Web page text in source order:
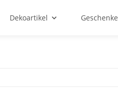
Dekoartikel Geschenke